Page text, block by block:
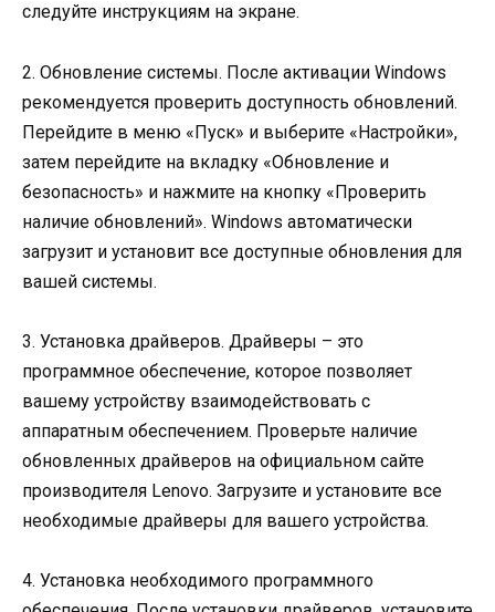
следуйте инструкциям на экране.
2. Обновление системы. После активации Windows
рекомендуется проверить доступность обновлений.
Перейдите в меню «Пуск» и выберите «Настройки»,
затем перейдите на вкладку «Обновление и
безопасность» и нажмите на кнопку «Проверить
наличие обновлений». Windows автоматически
загрузит и установит все доступные обновления для
вашей системы.
3. Установка драйверов. Драйверы – это
программное обеспечение, которое позволяет
вашему устройству взаимодействовать с
аппаратным обеспечением. Проверьте наличие
обновленных драйверов на официальном сайте
производителя Lenovo. Загрузите и установите все
необходимые драйверы для вашего устройства.
4. Установка необходимого программного